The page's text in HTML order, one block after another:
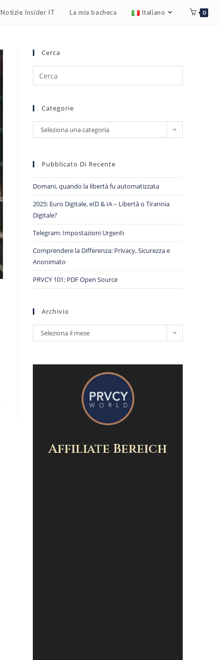
Notizie Insider IT La mia bacheca Italiano 0
Cerca
Categorie
Seleziona una categoria
Pubblicato Di Recente
Domani, quando la libertà fu automatizzata
2025: Euro Digitale, eID & IA – Libertà o Tirannia
Digitale?
Telegram: Impostazioni Urgenti
Comprendere la Differenza: Privacy, Sicurezza e
Anonimato
PRVCY 101: PDF Open Source
Archivio
Seleziona il mese
Affiliate Bereich